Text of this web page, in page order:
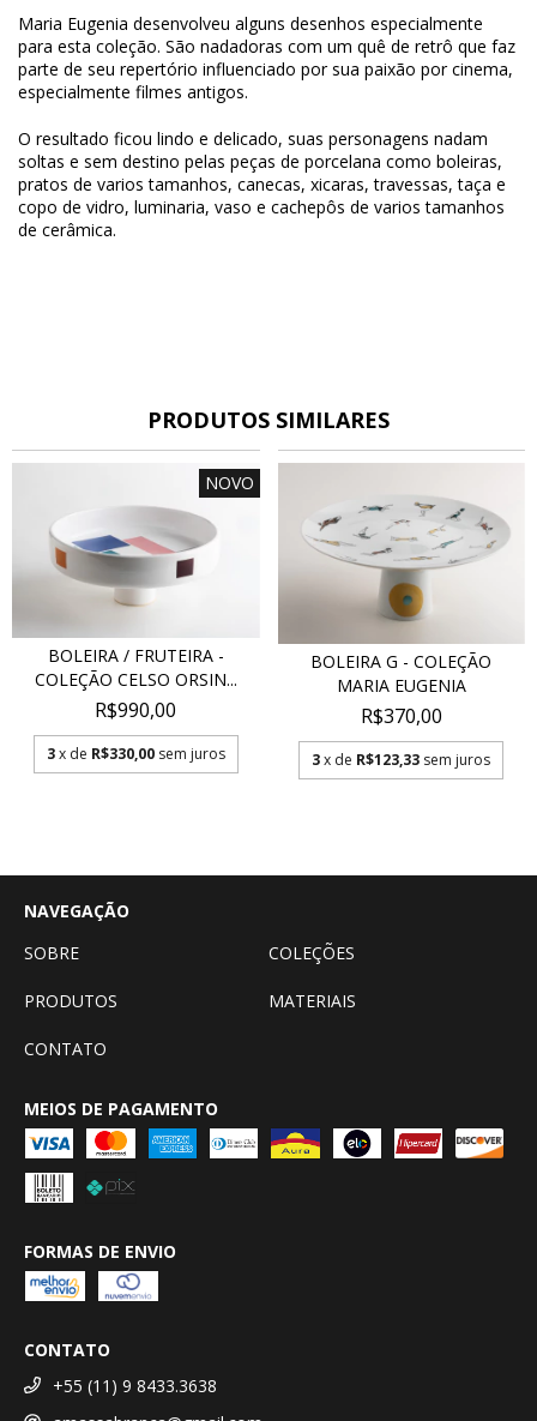
Maria Eugenia desenvolveu alguns desenhos especialmente
para esta coleção. São nadadoras com um quê de retrô que faz
parte de seu repertório influenciado por sua paixão por cinema,
especialmente filmes antigos.
O resultado ficou lindo e delicado, suas personagens nadam
soltas e sem destino pelas peças de porcelana como boleiras,
pratos de varios tamanhos, canecas, xicaras, travessas, taça e
copo de vidro, luminaria, vaso e cachepôs de varios tamanhos
de cerâmica.
PRODUTOS SIMILARES
NOVO
BOLEIRA / FRUTEIRA -
COLEÇÃO CELSO ORSIN...
R$990,00
3x de R$330,00 sem juros
BOLEIRA G - COLEÇÃO
MARIA EUGENIA
R$370,00
3x de R$123,33 sem juros
NAVEGAÇÃO
SOBRE
COLEÇÕES
PRODUTOS MATERIAIS
CONTATO
MEIOS DE PAGAMENTO
FORMAS DE ENVIO
CONTATO
+55 (11) 9 8433.3638